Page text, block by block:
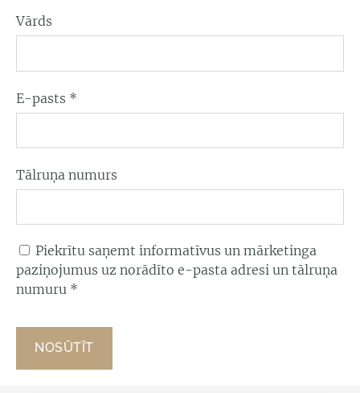
Vārds
E-pasts *
Tālruņa numurs
Piekrītu saņemt informatīvus un mārketinga
paziņojumus uz norādīto e-pasta adresi un tālruņa
numuru *